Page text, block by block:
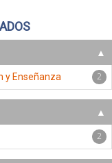
y Enseñanza 2
2